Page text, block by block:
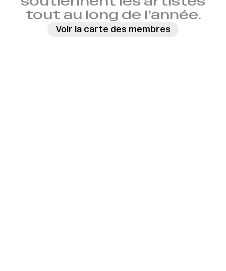
tout au long de l’année.
Voir la carte des membres